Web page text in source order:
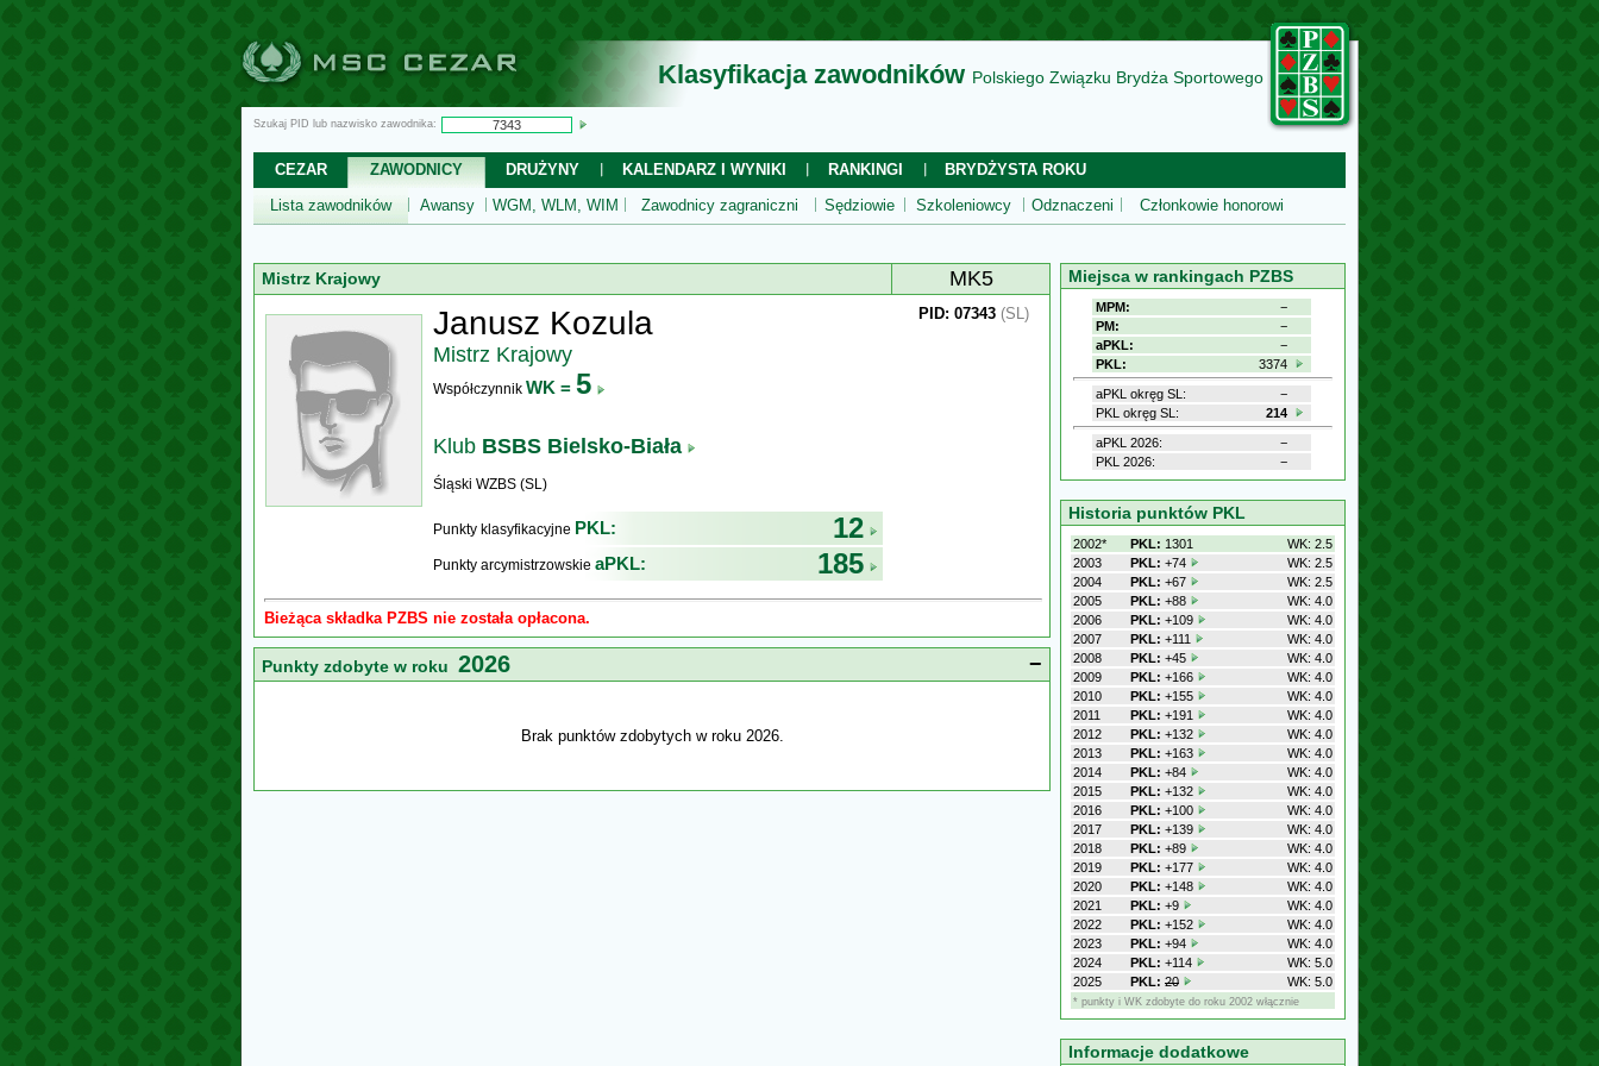
Klasyfikacja zawodników Polskiego Związku Brydża Sportowego
Szukaj PID lub nazwisko zawodnika:
CEZAR ZAWODNICY DRUŻYNY KALENDARZ I WYNIKI RANKINGI
BRYDŻYSTA ROKU
Lista zawodników
Awansy WGM, WLM, WIM Zawodnicy zagraniczni Sędziowie Szkoleniowcy Odznaczeni Członkowie honorowi
Mistrz Krajowy MK5
Janusz Kozula
Mistrz Krajowy
Współczynnik WK = 5
Klub BSBS Bielsko-Biała
Śląski WZBS (SL)
Punkty klasyfikacyjne PKL: 12
Punkty arcymistrzowskie aPKL: 185
PID: 07343 (SL)
Bieżąca składka PZBS nie została opłacona.
Punkty zdobyte w roku 2026 −
Brak punktów zdobytych w roku 2026.
Miejsca w rankingach PZBS
MPM:
−
PM:
−
aPKL:
−
PKL:
3374
aPKL okręg SL:
−
PKL okręg SL:
214
aPKL 2026:
−
PKL 2026:
−
Historia punktów PKL
2002* PKL: 1301
WK: 2.5
2003
PKL: +74
WK: 2.5
2004
PKL: +67
WK: 2.5
2005
PKL: +88
WK: 4.0
2006
PKL: +109
WK: 4.0
2007
PKL: +111
WK: 4.0
2008
PKL: +45
WK: 4.0
2009
PKL: +166
WK: 4.0
2010
PKL: +155
WK: 4.0
2011
PKL: +191
WK: 4.0
2012
PKL: +132
WK: 4.0
2013
PKL: +163
WK: 4.0
2014
PKL: +84
WK: 4.0
2015
PKL: +132
WK: 4.0
2016
PKL: +100
WK: 4.0
2017
PKL: +139
WK: 4.0
2018
PKL: +89
WK: 4.0
2019
PKL: +177
WK: 4.0
2020
PKL: +148
WK: 4.0
2021
PKL: +9
WK: 4.0
2022
PKL: +152
WK: 4.0
2023
PKL: +94
WK: 4.0
2024
PKL: +114
WK: 5.0
2025
PKL: 20 WK: 5.0
* punkty i WK zdobyte do roku 2002 włącznie
Informacje dodatkowe